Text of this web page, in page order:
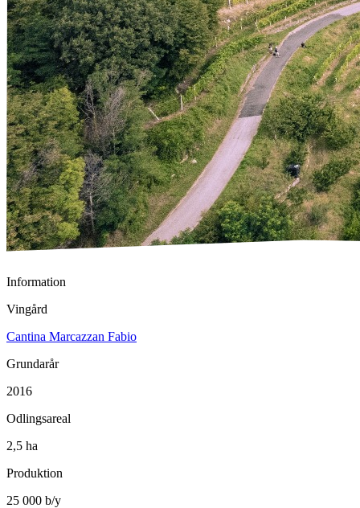
Information
Vingård
Cantina Marcazzan Fabio
Grundarår
2016
Odlingsareal
2,5 ha
Produktion
25 000 b/y